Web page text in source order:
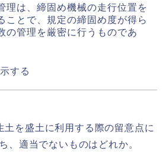
理は、締固め機械の走行位置を
ことで、規定の締固め度が得ら
の管理を厳密に行うものであ
する
土を盛土に利用する際の留意点に
、適当でないものはどれか。